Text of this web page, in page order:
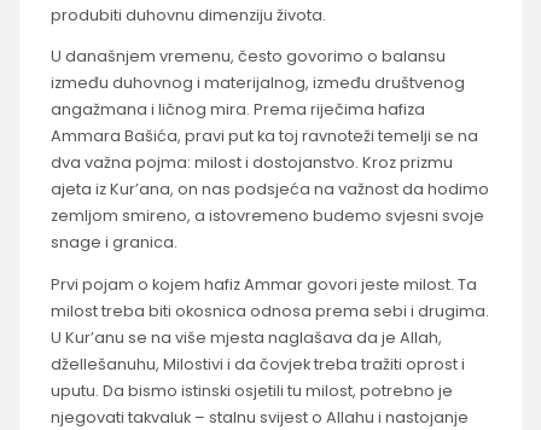
produbiti duhovnu dimenziju života.
U današnjem vremenu, često govorimo o balansu
između duhovnog i materijalnog, između društvenog
angažmana i ličnog mira. Prema riječima hafiza
Ammara Bašića, pravi put ka toj ravnoteži temelji se na
dva važna pojma: milost i dostojanstvo. Kroz prizmu
ajeta iz Kur’ana, on nas podsjeća na važnost da hodimo
zemljom smireno, a istovremeno budemo svjesni svoje
snage i granica.
Prvi pojam o kojem hafiz Ammar govori jeste milost. Ta
milost treba biti okosnica odnosa prema sebi i drugima.
U Kur’anu se na više mjesta naglašava da je Allah,
džellešanuhu, Milostivi i da čovjek treba tražiti oprost i
uputu. Da bismo istinski osjetili tu milost, potrebno je
njegovati takvaluk – stalnu svijest o Allahu i nastojanje